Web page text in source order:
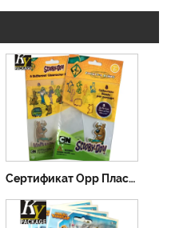
Сертификат Opp Пластиковый пакет для печенья